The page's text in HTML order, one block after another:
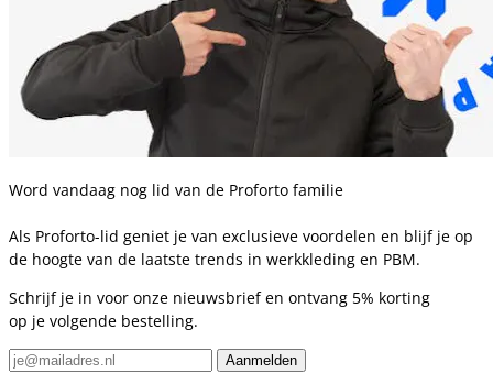
Word vandaag nog lid van de Proforto familie
Als Proforto-lid geniet je van exclusieve voordelen en blijf je op
de hoogte van de laatste trends in werkkleding en PBM.
Schrijf je in voor onze nieuwsbrief en ontvang 5% korting
op je volgende bestelling.